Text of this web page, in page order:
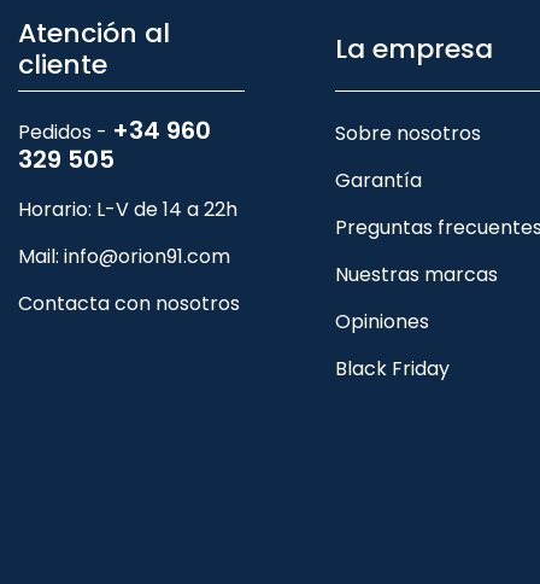
Atención al
cliente
Pedidos - +34 960
329 505
Horario: L-V de 14 a 22h
Mail: info@orion91.com
Contacta con nosotros
La empresa
Sobre nosotros
Garantía
Preguntas
Nuestras marcas
Opiniones
Black Friday